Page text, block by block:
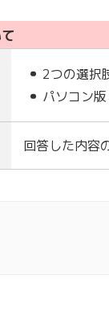
2つの選択
パソコン
回答した内容